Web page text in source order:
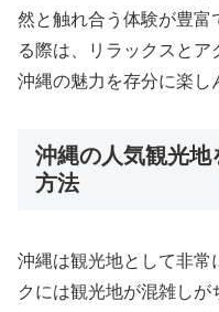
然と触れ合う体験が豊富
る際は、リラックスとア
沖縄の魅力を存分に楽し
沖縄の人気観光
方法
沖縄は観光地として非常
クには観光地が混雑し